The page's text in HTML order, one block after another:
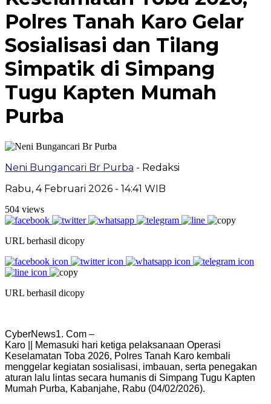
Polres Tanah Karo Gelar
Sosialisasi dan Tilang
Simpatik di Simpang
Tugu Kapten Mumah
Purba
Neni Bungancari Br Purba - Redaksi
Rabu, 4 Februari 2026 - 14:41 WIB
504 views
URL berhasil dicopy
URL berhasil dicopy
CyberNews1. Com –
Karo || Memasuki hari ketiga pelaksanaan Operasi
Keselamatan Toba 2026, Polres Tanah Karo kembali
menggelar kegiatan sosialisasi, imbauan, serta penegakan
aturan lalu lintas secara humanis di Simpang Tugu Kapten
Mumah Purba, Kabanjahe, Rabu (04/02/2026).